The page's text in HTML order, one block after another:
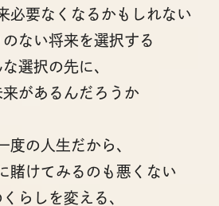
必要なくなるかもしれない
ない将来を選択する
選択の先に、
来があるんだろうか
度の人生だから、
賭けてみるのも悪くない
くらしを変える、